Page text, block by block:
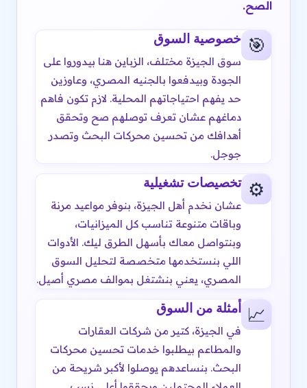
الصح.
🎯 خصوصية السوق
سوق الجيزة مختلف، الزباين هنا بيدوروا على
الجودة وبيدفعوا بالجنيه المصري، وعاوزين
حد يفهم احتياجاتهم المحلية. لازم تكون فاهم
دماغهم عشان تعرف توصلهم صح وتحقق
أهدافك من تحسين محركات البحث وتصدر
جوجل.
⚙️ تخصيصات تشغيلية
عشان نخدم أهل الجيزة، بنوفر مواعيد مرنة
وباقات متنوعة تناسب كل الميزانيات،
وبنتواصل معاك بأسهل الطرق ليك. الأدوات
اللي بنستخدمها متخصصة لتحليل السوق
المصري، يعني بنشتغل بموالف مصري أصيل.
📈 أمثلة من السوق
في الجيزة، كتير من شركات العقارات
والمطاعم بيطلبوا خدمات تحسين محركات
البحث. بنساعدهم يوصلوا لأكبر شريحة من